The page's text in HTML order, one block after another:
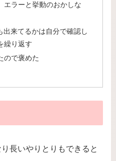
ラーと挙動のおかしな
出来てるかは自分で確認し
り返す
ので褒めた
長いやりとりもできると